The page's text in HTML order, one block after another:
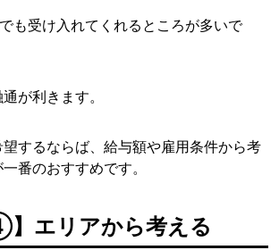
も受け入れてくれるところが多いで
が利きます。
するならば、給与額や雇用条件から考
番のおすすめです。
】エリアから考える